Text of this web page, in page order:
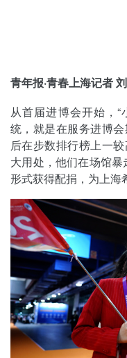
青年报·青春上海记者
从首届进博会开始，
统，就是在服务进博
后在步数排行榜上一
大用处，他们在场馆
形式获得配捐，为上海